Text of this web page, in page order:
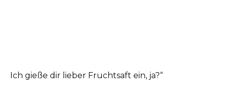
Ich gieße dir lieber Fruchtsaft ein, ja?“